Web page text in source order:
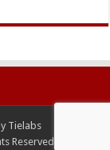
Tielabs
Reserved